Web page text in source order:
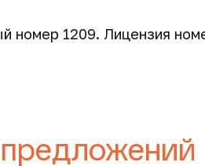
номер 1209. Лицензия